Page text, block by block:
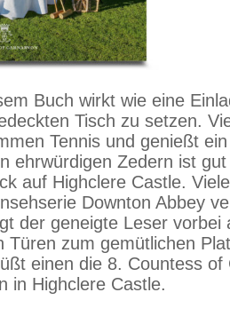
Buch wirkt wie eine
Tisch zu setzen.
Tennis und genießt
ehrwürdigen Zedern ist
auf Highclere Castle.
Downton Abbey
der geneigte Leser vorbei
Türen zum gemütlichen
einen die 8. Countess
in Highclere Castle.